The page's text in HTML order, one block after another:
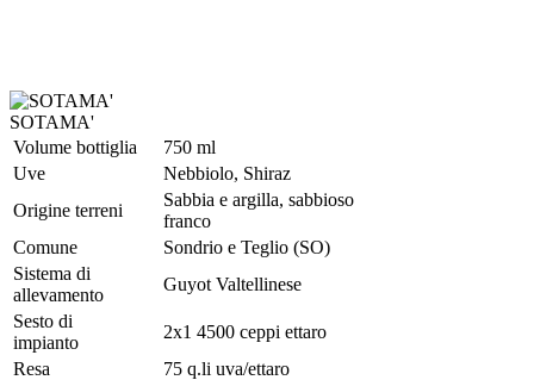
SOTAMA'
Volume bottiglia
750 ml
Uve
Nebbiolo, Shiraz
Origine terreni
Sabbia e argilla, sabbioso
franco
Comune
Sondrio e Teglio (SO)
Sistema di
allevamento
Guyot Valtellinese
Sesto di
impianto
2x1 4500 ceppi ettaro
Resa
75 q.li uva/ettaro